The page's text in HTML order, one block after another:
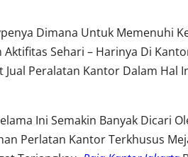
Dimana Untuk Memenuhi
Sehari – Harinya Di
Peralatan Kantor Dalam Hal
Ini Semakin Banyak Dicari
Perlatan Kantor Terkhusus